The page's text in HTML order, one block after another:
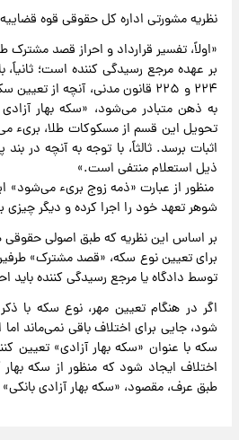
نظریه مشورتی اداره کل حقوقی قوه
«اولاً، تفسیر قرارداد و احراز قصد مشترک
بر عهده مرجع رسیدگی کننده است؛ ثانیاً،
۲۲۴ و ۲۲۵ قانون مدنی، آنچه از
به ذهن متبادر می‌شود، «سکه بهار
تحویل این قسم از مسکوکات طلا، بریء
اثبات برسد. ثالثاً، با توجه به آنچه در
ذیل استعلام منتفی است.»
منظور از عبارت «ذمه زوج بریء می‌شود»
شوهر تعهد خود را اجرا کرده و دیگر
بر اساس این نظریه که طبق اصولی
برای تعیین نوع سکه، «قصد مشترک»
توسط دادگاه یا مرجع رسیدگی کننده باید
اگر در هنگام تعیین مهر، نوع سکه با
شود، جایی برای اختلاف باقی نمی‌ماند
سکه با عنوان «سکه بهار آزادی» تعیین
اختلاف ایجاد شود که منظور از سکه
طبق عرف، مقصود، «سکه بهار آزادی